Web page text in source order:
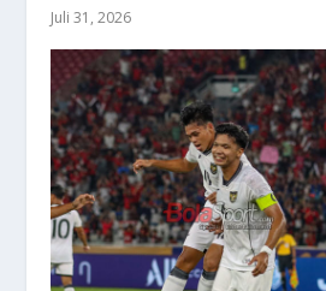
Juli 31, 2026